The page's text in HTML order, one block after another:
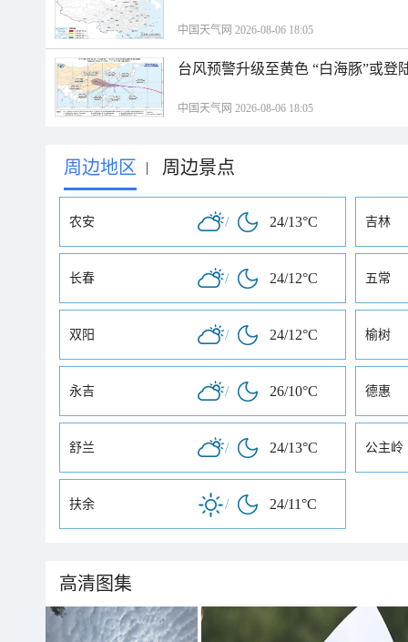
中国天气网 2026-08-06 18:05
台风预警升级至黄色 “白海豚”或登
中国天气网 2026-08-06 18:05
周边地区 | 周边景点
农安 / 24/13°C 吉林
长春 / 24/12°C 五常
双阳 / 24/12°C 榆树
永吉 / 26/10°C 德惠
舒兰 / 24/13°C 公主岭
扶余 / 24/11°C
高清图集